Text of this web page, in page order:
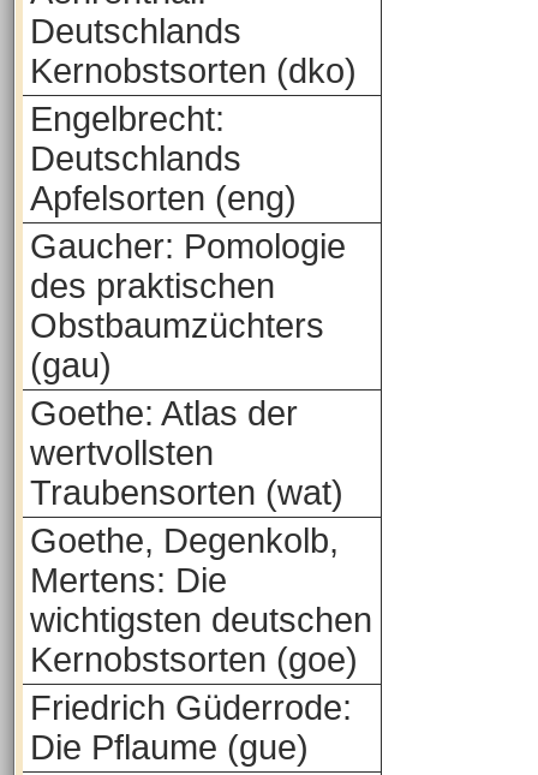
Deutschlands
Kernobstsorten (dko)
Engelbrecht:
Deutschlands
Apfelsorten (eng)
Gaucher: Pomologie
des praktischen
Obstbaumzüchters
(gau)
Goethe: Atlas der
wertvollsten
Traubensorten (wat)
Goethe, Degenkolb,
Mertens: Die
wichtigsten deutschen
Kernobstsorten (goe)
Friedrich Güderrode:
Die Pflaume (gue)